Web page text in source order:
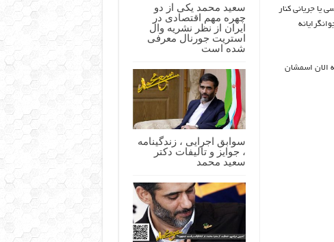
سعید محمد یکی از دو
چهره مهم اقتصادی در
ایران از نظر نشریه وال
استریت جورنال معرفی
شده است
سوابق اجرایی ، زندگینامه
، جوایز و تالیفات دکتر
سعید محمد
جریانی کنار
الان اسمشان